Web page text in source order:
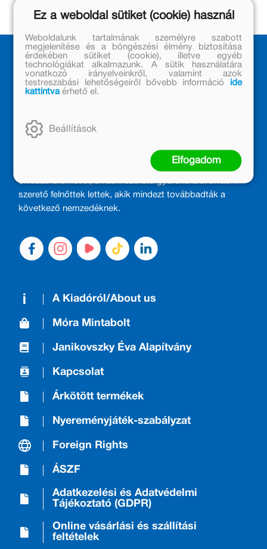
MÓRA KÖNYVKIADÓ – 1950 ÓTA
Kiadónk generációkat ajándékozott és ajándékoz meg az
olvasás örömével, olvasni szerető gyerekekből olvasni
szerető felnőttek lettek, akik mindezt továbbadták a
következő nemzedéknek.
A Kiadóról/About us
Móra Mintabolt
Janikovszky Éva Alapítvány
Kapcsolat
Árkötött termékek
Nyereményjáték-szabályzat
Foreign Rights
ÁSZF
Adatkezelési és Adatvédelmi
Tájékoztató (GDPR)
Online vásárlási és szállítási
feltételek
Ez a weboldal sütiket (cookie) használ
Weboldalunk tartalmának személyre szabott
megjelenítése és a böngészési élmény biztosítása
érdekében sütiket (cookie), illetve egyéb
technológiákat alkalmazunk. A sütik használatára
vonatkozó irányelveinkről, valamint azok
testreszabási lehetőségeiről bővebb információ
ide
kattintvaérhető el.
Beállítások
Elfogadom